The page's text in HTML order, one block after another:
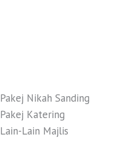
Pakej Nikah Sanding
Pakej Katering
Lain-Lain Majlis